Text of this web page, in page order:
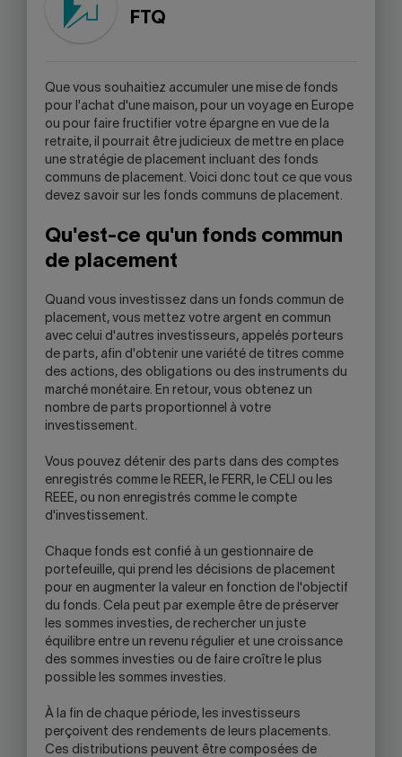
YOUR
SKYPE
APPLICATION.
FTQ
Que vous souhaitiez accumuler une mise de fonds
pour l'achat d'une maison, pour un voyage en Europe
ou pour faire fructifier votre épargne en vue de la
retraite, il pourrait être judicieux de mettre en place
une stratégie de placement incluant des fonds
communs de placement. Voici donc tout ce que vous
devez savoir sur les fonds communs de placement.
Qu'est-ce qu'un fonds commun
de placement
Quand vous investissez dans un fonds commun de
placement, vous mettez votre argent en commun
avec celui d'autres investisseurs, appelés porteurs
de parts, afin d'obtenir une variété de titres comme
des actions, des obligations ou des instruments du
marché monétaire. En retour, vous obtenez un
nombre de parts proportionnel à votre
investissement.
Vous pouvez détenir des parts dans des comptes
enregistrés comme le REER, le FERR, le CELI ou les
REEE, ou non enregistrés comme le compte
d'investissement.
Chaque fonds est confié à un gestionnaire de
portefeuille, qui prend les décisions de placement
pour en augmenter la valeur en fonction de l'objectif
du fonds. Cela peut par exemple être de préserver
les sommes investies, de rechercher un juste
équilibre entre un revenu régulier et une croissance
des sommes investies ou de faire croître le plus
possible les sommes investies.
À la fin de chaque période, les investisseurs
perçoivent des rendements de leurs placements.
Ces distributions peuvent être composées de